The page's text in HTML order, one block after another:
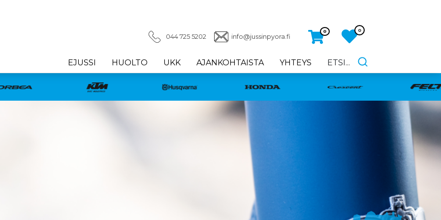
044 725 5202 info@jussinpyora.fi
0 0
EJUSSI HUOLTO UKK AJANKOHTAISTA YHTEYS ETSI...